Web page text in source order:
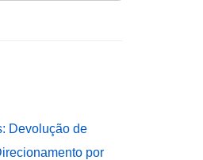
Devolução de
por